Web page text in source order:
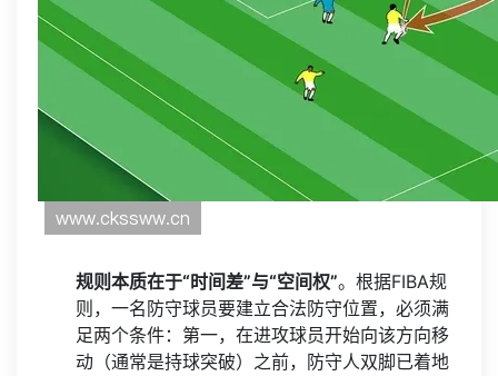
规则本质在于“时间差”与“空间权”。根据FIBA规
则，一名防守球员要建立合法防守位置，必须满
足两个条件：第一，在进攻球员开始向该方向移
动（通常是持球突破）之前，防守人双脚已着地